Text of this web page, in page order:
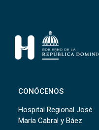
CONÓCENOS
Hospital Regional José
María Cabral y Báez